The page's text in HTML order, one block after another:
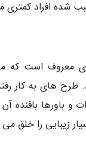
شده افراد کمتری
معروف است که
های به کار
و باورها
زیبایی را خلق می